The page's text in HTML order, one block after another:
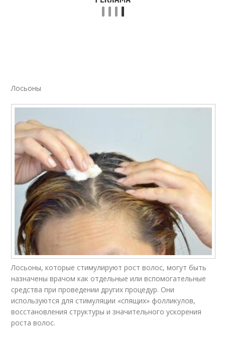
Лосьоны
Лосьоны, которые стимулируют рост волос, могут быть
назначены врачом как отдельные или вспомогательные
средства при проведении других процедур. Они
используются для стимуляции «спящих» фолликулов,
восстановления структуры и значительного ускорения
роста волос.